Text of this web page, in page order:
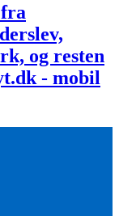
og resten
- mobil